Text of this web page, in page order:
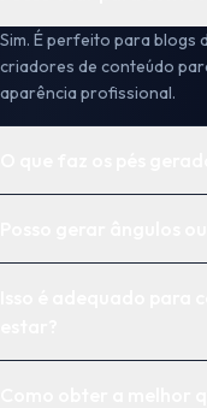
Sim. É perfeito para blogs
criadores de conteúdo
aparência profissional.